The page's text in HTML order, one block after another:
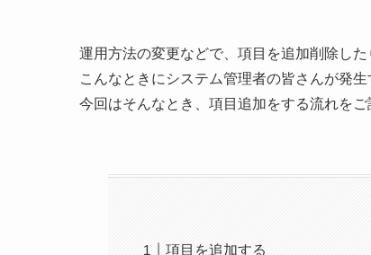
運用方法の変更などで、項目を追加削除し
こんなときにシステム管理者の皆さんが発
今回はそんなとき、項目追加をする流れをご
項目を追加する